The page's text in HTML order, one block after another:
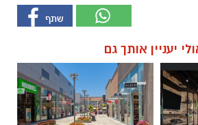
יעניין אותך גם